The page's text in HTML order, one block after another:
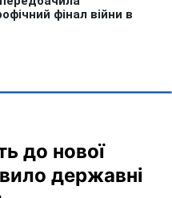
до нової
державні